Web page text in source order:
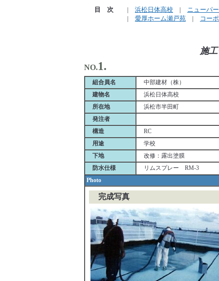
目 次 | 浜松日体高校 | ニューパ
| 愛厚ホーム瀬戸苑 | コー
施
NO.1.
組合員名
中部建材（株）
建物名
浜松日体高校
所在地
浜松市半田町
発注者
構造
RC
用途
学校
下地
改修：露出塗膜
防水仕様
リムスプレー RM-3
Photo
完成写真